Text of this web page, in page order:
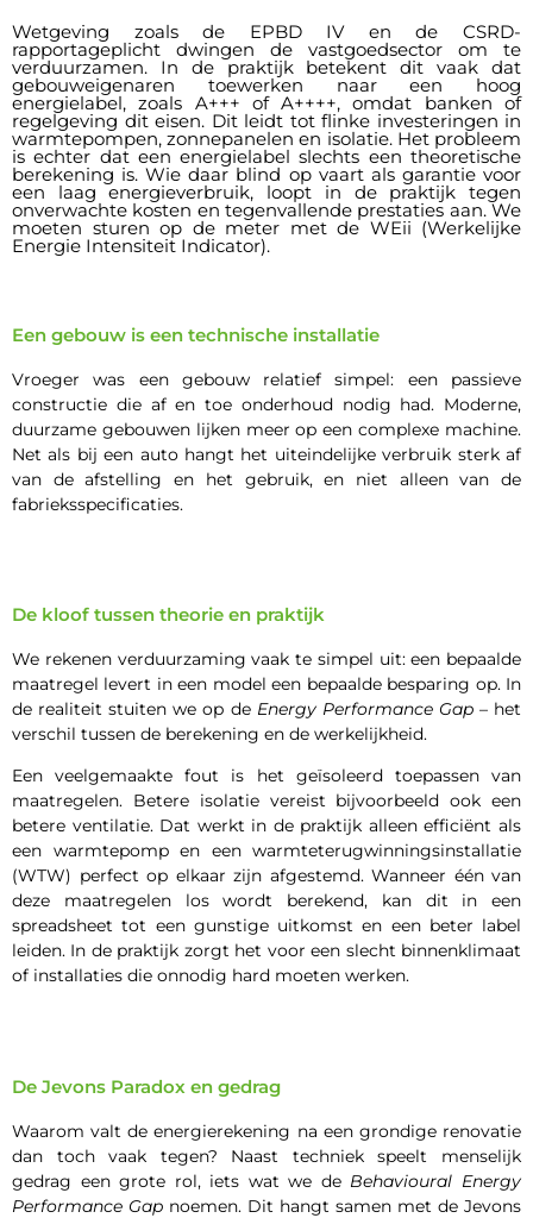
Wetgeving zoals de EPBD IV en de CSRD-
rapportageplicht dwingen de vastgoedsector om te
verduurzamen. In de praktijk betekent dit vaak dat
gebouweigenaren toewerken naar een hoog
energielabel, zoals A+++ of A++++, omdat banken of
regelgeving dit eisen. Dit leidt tot flinke investeringen in
warmtepompen, zonnepanelen en isolatie. Het probleem
is echter dat een energielabel slechts een theoretische
berekening is. Wie daar blind op vaart als garantie voor
een laag energieverbruik, loopt in de praktijk tegen
onverwachte kosten en tegenvallende prestaties aan. We
moeten sturen op de meter met de WEii (Werkelijke
Energie Intensiteit Indicator).
Een gebouw is een technische installatie
Vroeger was een gebouw relatief simpel: een passieve
constructie die af en toe onderhoud nodig had. Moderne,
duurzame gebouwen lijken meer op een complexe machine.
Net als bij een auto hangt het uiteindelijke verbruik sterk af
van de afstelling en het gebruik, en niet alleen van de
fabrieksspecificaties.
De kloof tussen theorie en praktijk
We rekenen verduurzaming vaak te simpel uit: een bepaalde
maatregel levert in een model een bepaalde besparing op. In
de realiteit stuiten we op de Energy Performance Gap– het
verschil tussen de berekening en de werkelijkheid.
Een veelgemaakte fout is het geïsoleerd toepassen van
maatregelen. Betere isolatie vereist bijvoorbeeld ook een
betere ventilatie. Dat werkt in de praktijk alleen efficiënt als
een warmtepomp en een warmteterugwinningsinstallatie
(WTW) perfect op elkaar zijn afgestemd. Wanneer één van
deze maatregelen los wordt berekend, kan dit in een
spreadsheet tot een gunstige uitkomst en een beter label
leiden. In de praktijk zorgt het voor een slecht binnenklimaat
of installaties die onnodig hard moeten werken.
De Jevons Paradox en gedrag
Waarom valt de energierekening na een grondige renovatie
dan toch vaak tegen? Naast techniek speelt menselijk
gedrag een grote rol, iets wat we de Behavioural Energy
Performance Gap noemen. Dit hangt samen met de Jevons